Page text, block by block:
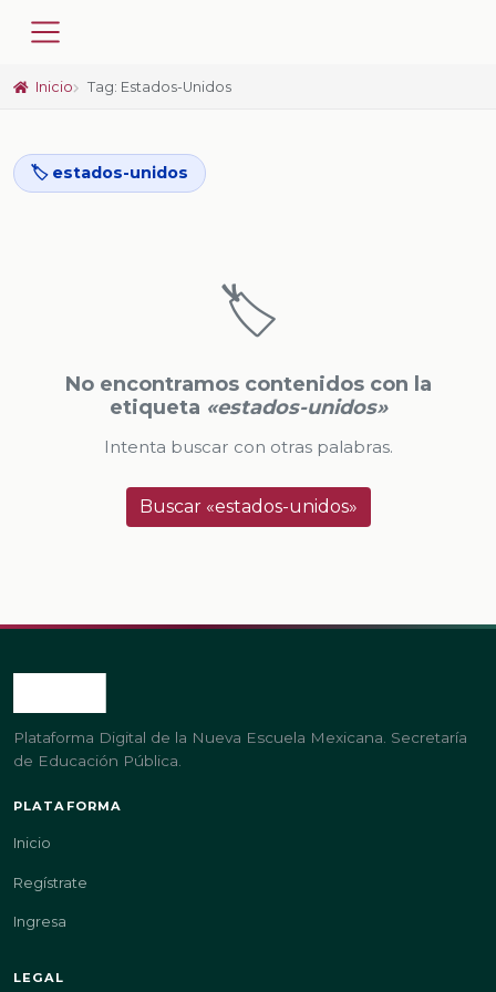
Inicio Tag: Estados-Unidos
🏷️ estados-unidos
🏷️
No encontramos contenidos con la
etiqueta «estados-unidos»
Intenta buscar con otras palabras.
Buscar «estados-unidos»
Plataforma Digital de la Nueva Escuela Mexicana. Secretaría
de Educación Pública.
PLATAFORMA
Inicio
Regístrate
Ingresa
LEGAL